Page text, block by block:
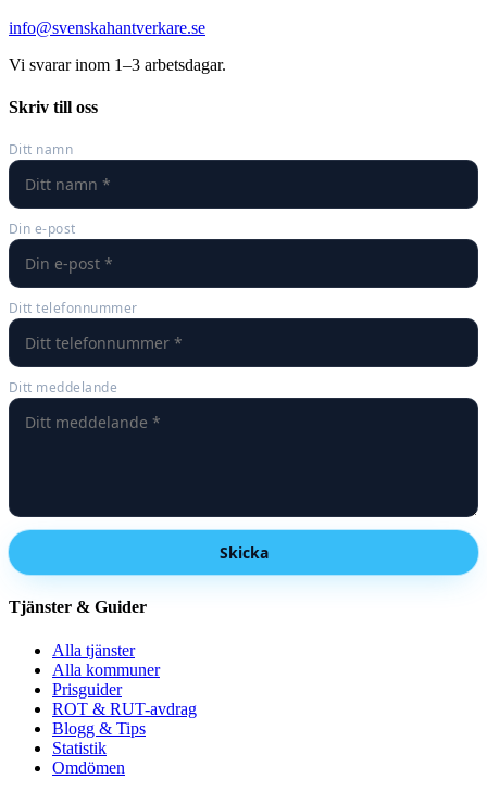
info@svenskahantverkare.se
Vi svarar inom 1–3 arbetsdagar.
Skriv till oss
Ditt namn
Din e-post
Ditt telefonnummer
Ditt meddelande
Skicka
Tjänster & Guider
Alla tjänster
Alla kommuner
Prisguider
ROT & RUT-avdrag
Blogg & Tips
Statistik
Omdömen